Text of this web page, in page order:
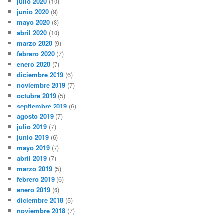
junio 2020 (9)
mayo 2020 (8)
abril 2020 (10)
marzo 2020 (9)
febrero 2020 (7)
enero 2020 (7)
diciembre 2019 (6)
noviembre 2019 (7)
octubre 2019 (5)
septiembre 2019 (6)
agosto 2019 (7)
julio 2019 (7)
junio 2019 (6)
mayo 2019 (7)
abril 2019 (7)
marzo 2019 (5)
febrero 2019 (6)
enero 2019 (6)
diciembre 2018 (5)
noviembre 2018 (7)